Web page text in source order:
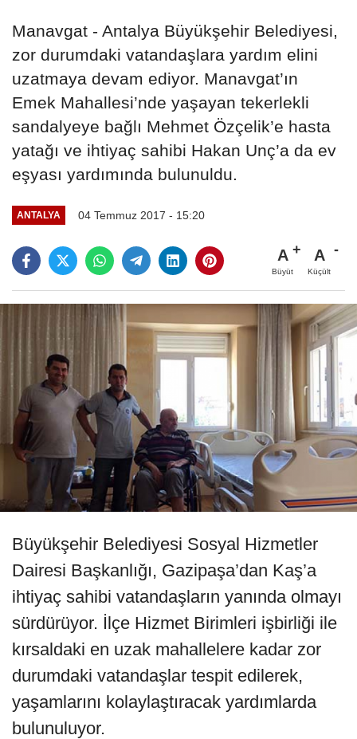
Manavgat - Antalya Büyükşehir Belediyesi,
zor durumdaki vatandaşlara yardım elini
uzatmaya devam ediyor. Manavgat’ın
Emek Mahallesi’nde yaşayan tekerlekli
sandalyeye bağlı Mehmet Özçelik’e hasta
yatağı ve ihtiyaç sahibi Hakan Unç’a da ev
eşyası yardımında bulunuldu.
ANTALYA 04 Temmuz 2017 - 15:20
A
Büyüt
A
Küçült
Büyükşehir Belediyesi Sosyal Hizmetler
Dairesi Başkanlığı, Gazipaşa’dan Kaş’a
ihtiyaç sahibi vatandaşların yanında olmayı
sürdürüyor. İlçe Hizmet Birimleri işbirliği ile
kırsaldaki en uzak mahallelere kadar zor
durumdaki vatandaşlar tespit edilerek,
yaşamlarını kolaylaştıracak yardımlarda
bulunuluyor.